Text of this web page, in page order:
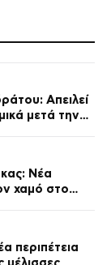
Απειλεί
μετά την
Νέα
χαμό στο
περιπέτεια